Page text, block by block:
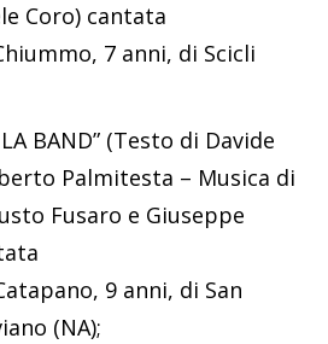
Coro) cantata
7 anni, di Scicli
BAND” (Testo di Davide
Palmitesta – Musica di
Fusaro e Giuseppe
9 anni, di San
(NA);